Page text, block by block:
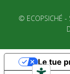
© ECOPSICHÉ -
Le tue